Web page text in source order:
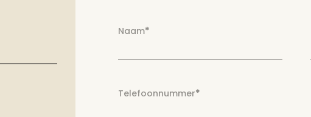
Naam*
Telefoonnummer*